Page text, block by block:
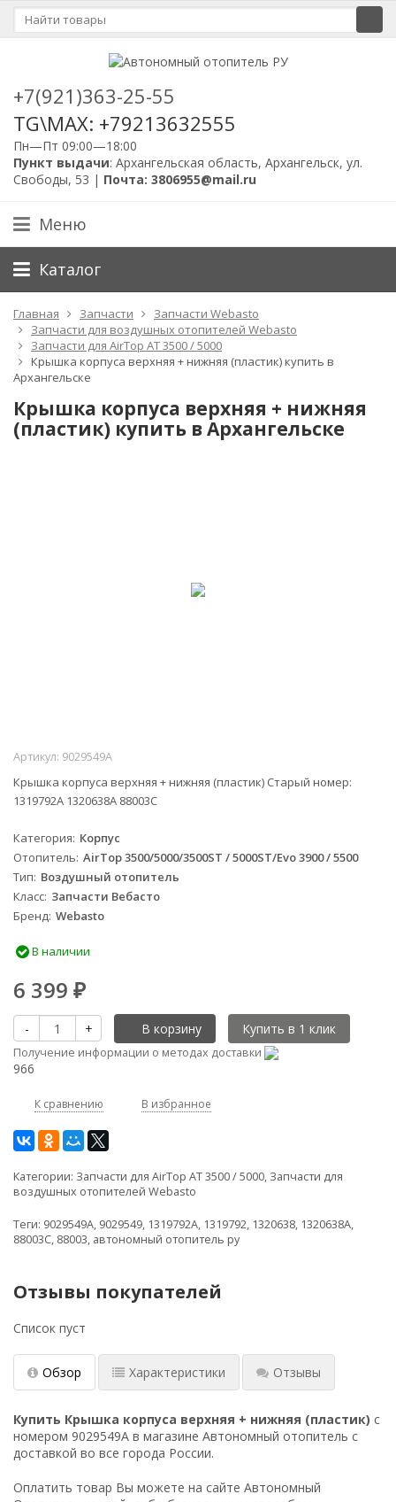
+7(921)363-25-55
TG\MAX: +79213632555
Пн—Пт 09:00—18:00
Пункт выдачи: Архангельская область, Архангельск, ул.
Свободы, 53 | Почта: 3806955@mail.ru
Меню
Каталог
Главная Запчасти
Запчасти Webasto
Запчасти для воздушных отопителей Webasto
Запчасти для AirTop AT 3500 / 5000
Крышка корпуса верхняя + нижняя (пластик) купить в
Архангельске
Крышка корпуса верхняя + нижняя
(пластик) купить в Архангельске
Артикул: 9029549A
Крышка корпуса верхняя + нижняя (пластик) Старый номер:
1319792A 1320638A 88003С
Категория Корпус
Отопитель AirTop 3500/5000/3500ST / 5000ST/Evo 3900 / 5500
Тип Воздушный отопитель
Класс Запчасти Вебасто
Бренд Webasto
В наличии
6 399 ₽
- + В корзину
Получение информации о методах доставки
966
К сравнению В избранное
Категории: Запчасти для AirTop AT 3500 / 5000, Запчасти для
воздушных отопителей Webasto
Теги: 9029549A, 9029549, 1319792A, 1319792, 1320638, 1320638A,
88003С, 88003, автономный отопитель ру
Отзывы покупателей
Список пуст
Обзор Характеристики Отзывы
Купить Крышка корпуса верхняя + нижняя (пластик) с
номером 9029549A в магазине Автономный отопитель с
доставкой во все города России.
Оплатить товар Вы можете на сайте Автономный